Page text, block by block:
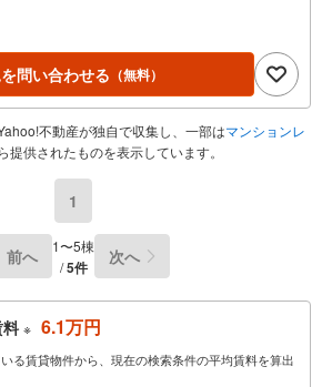
問い合わせる （無料）
不動産が独自で収集し、一部はマンションレ
提供されたものを表示しています。
1
前へ
1〜5棟
/5件 次へ
※ 6.1万円
る賃貸物件から、現在の検索条件の平均賃料を算出